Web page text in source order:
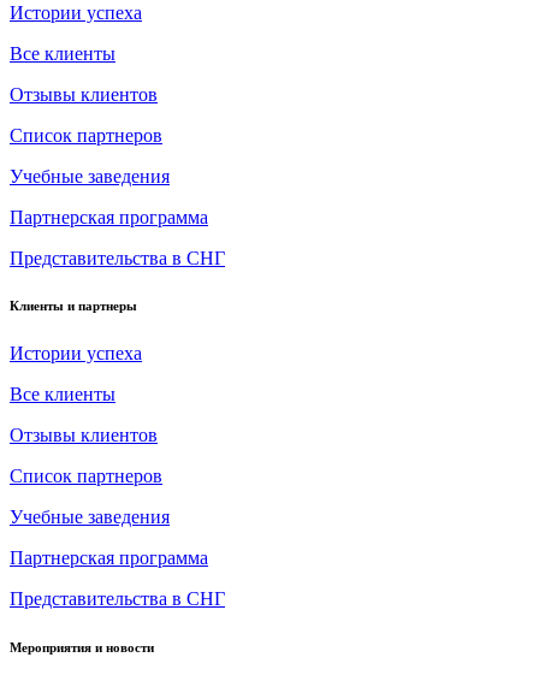
Истории успеха
Все клиенты
Отзывы клиентов
Список партнеров
Учебные заведения
Партнерская программа
Представительства в СНГ
Клиенты и партнеры
Истории успеха
Все клиенты
Отзывы клиентов
Список партнеров
Учебные заведения
Партнерская программа
Представительства в СНГ
Мероприятия и новости